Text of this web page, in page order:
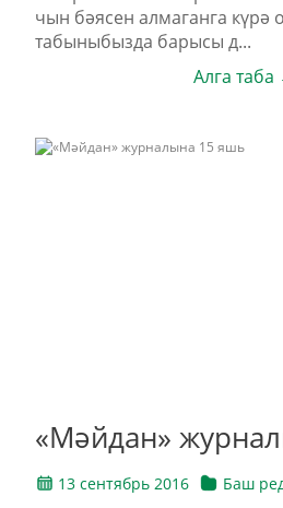
чын бәясен алмаганга күрә
табыныбызда барысы д...
Алга таба
«Мәйдан»
13 сентябрь 2016
Баш